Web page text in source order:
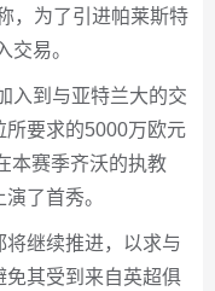
，为了引进帕莱斯特
交易。
入到与亚特兰大的交
所要求的5000万欧元
本赛季齐沃的执教
了首秀。
继续推进，以求与
免其受到来自英超俱